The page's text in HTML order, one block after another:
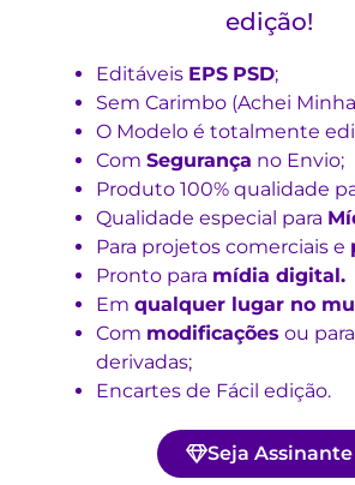
edição!
Editáveis EPS PSD;
Sem Carimbo (Achei
O Modelo é totalmente
Com Segurança no Envio;
Produto 100% qualidade
Qualidade especial para
Para projetos comerciais e
Pronto para mídia digital.
Em qualquer lugar no
Com modificações ou
derivadas;
Encartes de Fácil edição.
Seja Assinante